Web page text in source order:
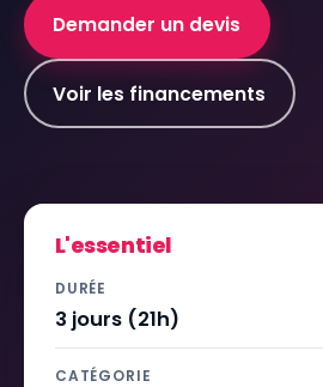
Demander un devis
Voir les financements
L'essentiel
DURÉE
3 jours (21h)
CATÉGORIE